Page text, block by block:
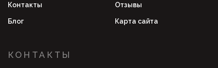
Контакты Отзывы
Блог Карта сайта
КОНТАКТЫ